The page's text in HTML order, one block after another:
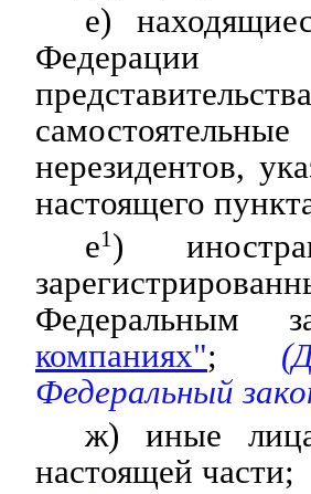
е)
Федерации
нерезидентов,
настоящего
е1 )
Федеральным
компаниях";
Федеральный
ж) иные
настоящей части;